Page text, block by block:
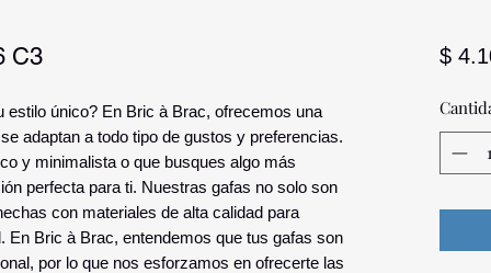
C3
único? En Bric à Brac, ofrecemos una
adaptan a todo tipo de gustos y preferencias.
y minimalista o que busques algo más
perfecta para ti. Nuestras gafas no solo son
con materiales de alta calidad para
En Bric à Brac, entendemos que tus gafas son
por lo que nos esforzamos en ofrecerte las
$